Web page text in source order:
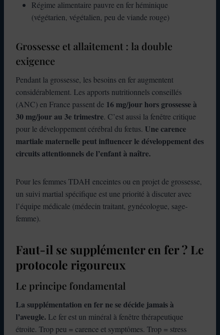
Régime alimentaire pauvre en fer héminique
(végétarien, végétalien, peu de viande rouge)
Grossesse et allaitement : la double
exigence
Pendant la grossesse, les besoins en fer augmentent
considérablement. Les apports nutritionnels conseillés
(ANC) en France passent de 16 mg/jour hors grossesse à
30 mg/jour au 3e trimestre. C’est aussi la fenêtre critique
pour le développement cérébral du fœtus. Une carence
martiale maternelle peut influencer le développement des
circuits attentionnels de l’enfant à naître.
Pour les femmes TDAH enceintes ou en projet de grossesse,
un suivi martial spécifique est une priorité à discuter avec
l’équipe médicale (médecin traitant, gynécologue, sage-
femme).
Faut-il se supplémenter en fer ? Le
protocole rigoureux
Le principe fondamental
La supplémentation en fer ne se décide jamais à
l’aveugle. Le fer est un minéral à fenêtre thérapeutique
étroite. Trop peu = carence et symptômes. Trop = stress